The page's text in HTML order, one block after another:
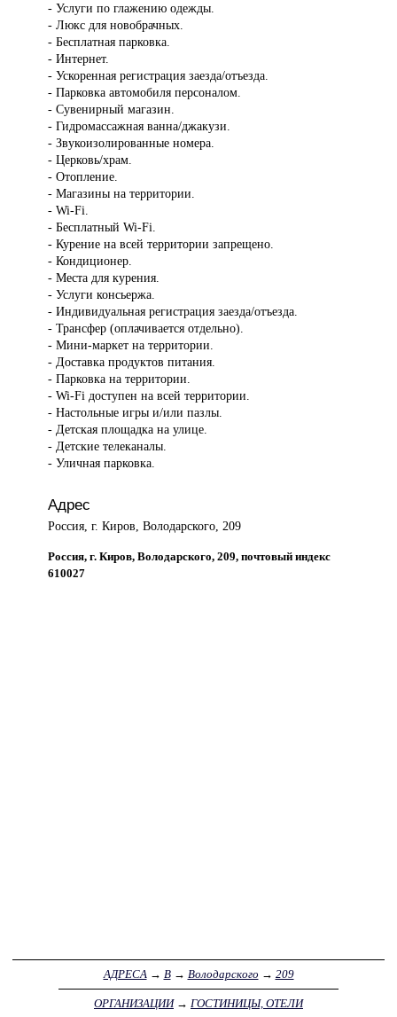
- Услуги по глажению одежды.
- Люкс для новобрачных.
- Бесплатная парковка.
- Интернет.
- Ускоренная регистрация заезда/отъезда.
- Парковка автомобиля персоналом.
- Сувенирный магазин.
- Гидромассажная ванна/джакузи.
- Звукоизолированные номера.
- Церковь/храм.
- Отопление.
- Магазины на территории.
- Wi-Fi.
- Бесплатный Wi-Fi.
- Курение на всей территории запрещено.
- Кондиционер.
- Места для курения.
- Услуги консьержа.
- Индивидуальная регистрация заезда/отъезда.
- Трансфер (оплачивается отдельно).
- Мини-маркет на территории.
- Доставка продуктов питания.
- Парковка на территории.
- Wi-Fi доступен на всей территории.
- Настольные игры и/или пазлы.
- Детская площадка на улице.
- Детские телеканалы.
- Уличная парковка.
Адрес
Россия, г. Киров, Володарского, 209
Россия, г. Киров, Володарского, 209, почтовый индекс
610027
АДРЕСА→ В→ Володарского → 209
ОРГАНИЗАЦИИ→ ГОСТИНИЦЫ, ОТЕЛИ